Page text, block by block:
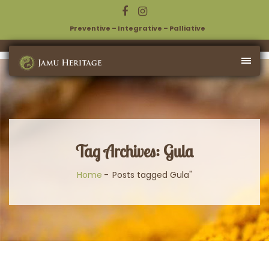
Preventive – Integrative – Palliative
Tag Archives: Gula
Home Posts tagged Gula"